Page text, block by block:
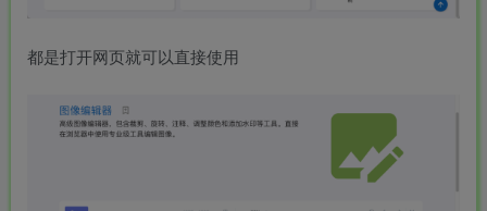
都是打开网页就可以直接使用